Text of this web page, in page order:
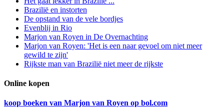
Brazilië en instorten
De opstand van de vele bordjes
Evenblij in Rio
Marjon van Royen in De Overnachting
Marjon van Royen: 'Het is een naar gevoel om niet meer
gewild te zijn'
Rijkste man van Brazilië niet meer de rijkste
Online kopen
koop boeken van Marjon van Royen op bol.com